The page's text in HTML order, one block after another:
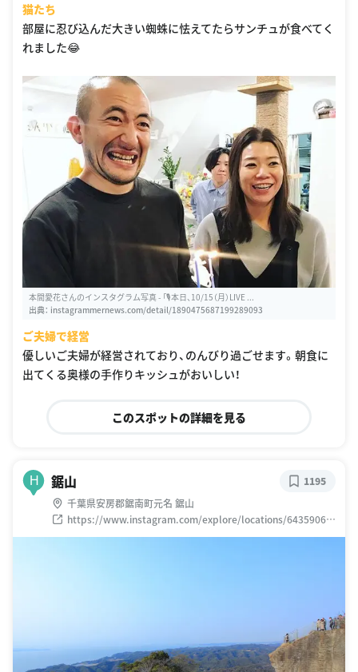
猫たち
部屋に忍び込んだ大きい蜘蛛に怯えてたらサンチュが食べてく
れました😂
本間愛花さんのインスタグラム写真 - 「🎙本日、10/15（月）LIVE ...
出典： instagrammernews.com/detail/1890475687199289093
ご夫婦で経営
優しいご夫婦が経営されており、のんびり過ごせます。朝食に
出てくる奥様の手作りキッシュがおいしい！
このスポットの詳細を見る
H 鋸山
千葉県安房郡鋸南町元名 鋸山
https://www.instagram.com/explore/locations/64359060
1
1195